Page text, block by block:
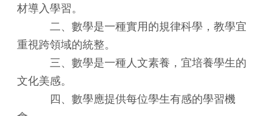
材導入學習。
二、數學是一種實用的規律科學，教學宜
重視跨領域的統整。
三、數學是一種人文素養，宜培養學生的
文化美感。
四、數學應提供每位學生有感的學習機